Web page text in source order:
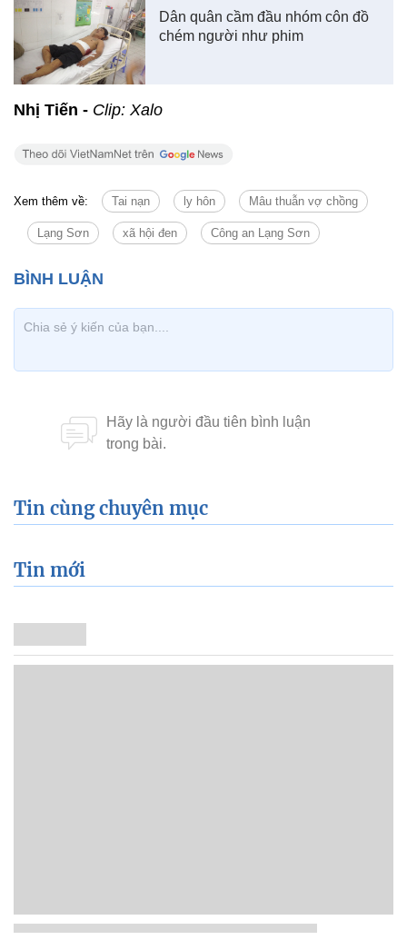
Dân quân cầm đầu nhóm côn đồ
chém người như phim
Nhị Tiến - Clip: Xalo
Xem thêm về: Tai nạn ly hôn Mâu thuẫn vợ chồng
Lạng Sơn xã hội đen Công an Lạng Sơn
Tin cùng chuyên mục
Tin mới